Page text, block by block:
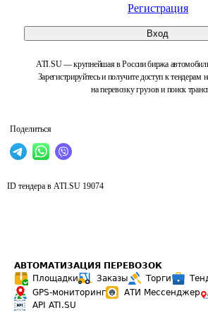
Регистрация
Вход
ATI.SU — крупнейшая в России биржа
Зарегистрируйтесь и получите доступ к тендерам
на перевозку грузов и поиск
Поделиться
ID тендера в ATI.SU 19074
АВТОМАТИЗАЦИЯ ПЕРЕВОЗОК
Площадки
Заказы Торги
GPS-мониторинг
АТИ Мессенджер
API ATI.SU